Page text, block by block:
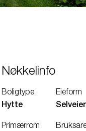
Nøkkelinfo
Boligtype
Hytte
Eieform
Selveier
Primærrom